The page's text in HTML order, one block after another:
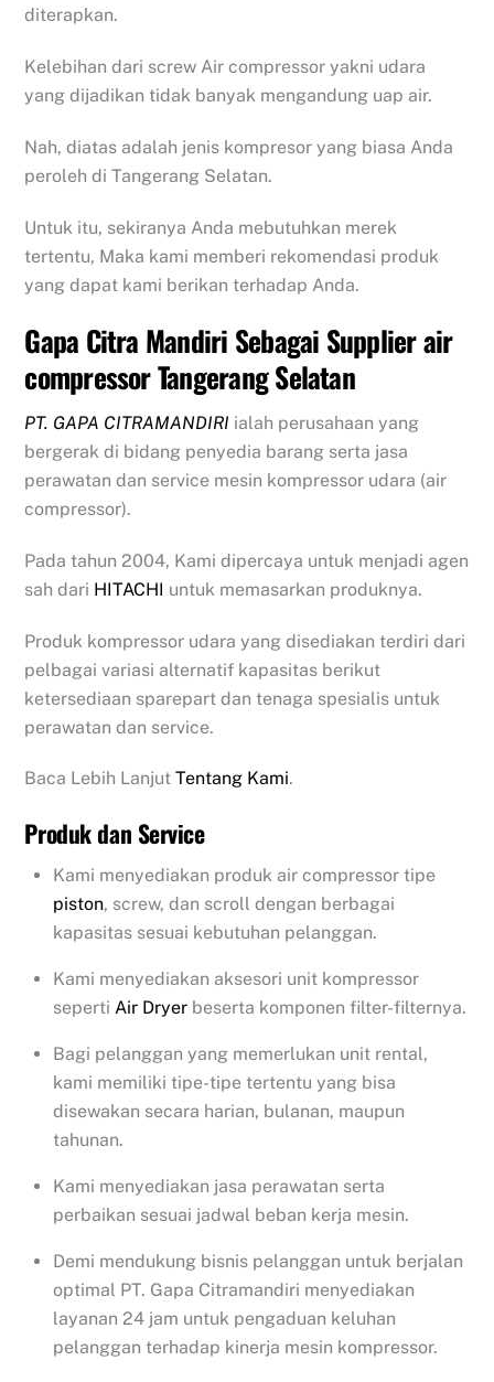
diterapkan.
Kelebihan dari screw Air compressor yakni udara
yang dijadikan tidak banyak mengandung uap air.
Nah, diatas adalah jenis kompresor yang biasa Anda
peroleh di Tangerang Selatan.
Untuk itu, sekiranya Anda mebutuhkan merek
tertentu, Maka kami memberi rekomendasi produk
yang dapat kami berikan terhadap Anda.
Gapa Citra Mandiri Sebagai Supplier air
compressor Tangerang Selatan
PT. GAPA CITRAMANDIRI ialah perusahaan yang
bergerak di bidang penyedia barang serta jasa
perawatan dan service mesin kompressor udara (air
compressor).
Pada tahun 2004, Kami dipercaya untuk menjadi agen
sah dari HITACHI untuk memasarkan produknya.
Produk kompressor udara yang disediakan terdiri dari
pelbagai variasi alternatif kapasitas berikut
ketersediaan sparepart dan tenaga spesialis untuk
perawatan dan service.
Baca Lebih LanjutTentang Kami.
Produk dan Service
Kami menyediakan produk air compressor tipe
piston, screw, dan scroll dengan berbagai
kapasitas sesuai kebutuhan pelanggan.
Kami menyediakan aksesori unit kompressor
seperti Air Dryer beserta komponen filter-filternya.
Bagi pelanggan yang memerlukan unit rental,
kami memiliki tipe-tipe tertentu yang bisa
disewakan secara harian, bulanan, maupun
tahunan.
Kami menyediakan jasa perawatan serta
perbaikan sesuai jadwal beban kerja mesin.
Demi mendukung bisnis pelanggan untuk berjalan
optimal PT. Gapa Citramandiri menyediakan
layanan 24 jam untuk pengaduan keluhan
pelanggan terhadap kinerja mesin kompressor.